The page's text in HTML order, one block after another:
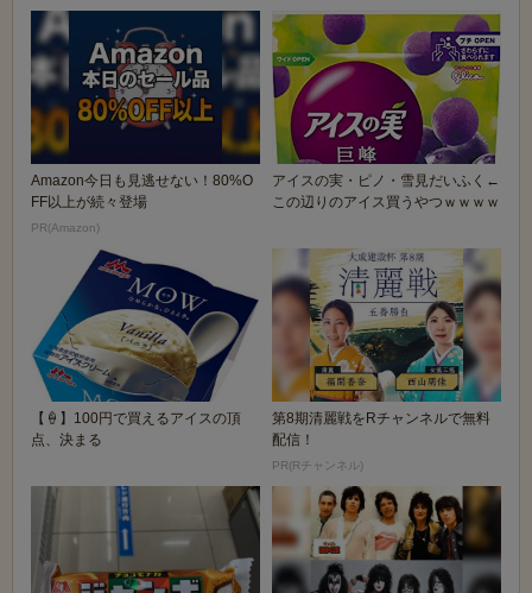
Amazon今日も見逃せない！80%O
FF以上が続々登場
PR(Amazon)
アイスの実・ピノ・雪見だいふく←
この辺りのアイス買うやつｗｗｗｗ
【🍦】100円で買えるアイスの頂
点、決まる
第8期清麗戦をRチャンネルで無料
配信！
PR(Rチャンネル)